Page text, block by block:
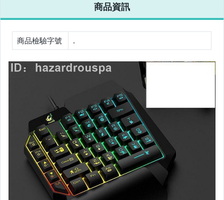
嬰幼兒與孕婦
居家、家具與園藝
男性精品與服飾
女裝與服飾配件
偶像、球員卡與郵幣
手錶與飾品配件
女包精品與女鞋
商品資訊
商品檢驗字號 .